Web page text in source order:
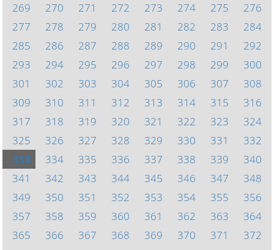
269
270 271 272 273 274 275
276
277
278 279 280 281 282 283
284
285
286 287 288 289 290 291
292
293
294 295 296 297 298 299
300
301
302 303 304 305 306 307
308
309
310 311 312 313 314 315
316
317
318 319 320 321 322 323
324
325
326 327 328 329 330 331
332
333
334 335 336 337 338 339
340
341
342 343 344 345 346 347
348
349
350 351 352 353 354 355
356
357
358 359 360 361 362 363
364
365
366 367 368 369 370 371
372